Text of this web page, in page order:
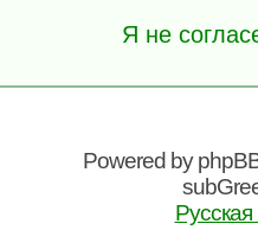
Я не
Powered by